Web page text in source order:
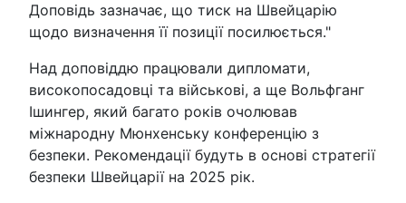
Доповідь зазначає, що тиск на Швейцарію
щодо визначення її позиції посилюється."
Над доповіддю працювали дипломати,
високопосадовці та військові, а ще Вольфганг
Ішингер, який багато років очолював
міжнародну Мюнхенську конференцію з
безпеки. Рекомендації будуть в основі стратегії
безпеки Швейцарії на 2025 рік.